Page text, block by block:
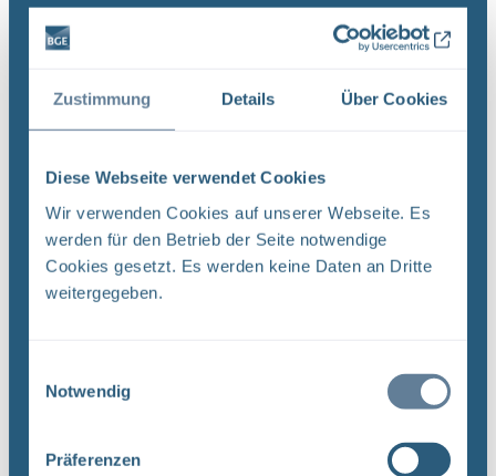
Zustimmung Details Über Cookies
Diese Webseite verwendet Cookies
Wir verwenden Cookies auf unserer Webseite. Es
werden für den Betrieb der Seite notwendige
Cookies gesetzt. Es werden keine Daten an Dritte
weitergegeben.
Notwendig
Präferenzen
Es wurde 1 Ergebnis in 1 Millisekunden gefunden.
Zeige Ergebnisse 1 bis 1 von 1.
Ergebnisse pro Seite:
Sortieren nach
Neugier, Skepsis, Verständnis und viele Fragen
Unterlagenbehörde und dem Bundesamt für
Strahlenschutz (BfS) hat die Bundesgesellschaft